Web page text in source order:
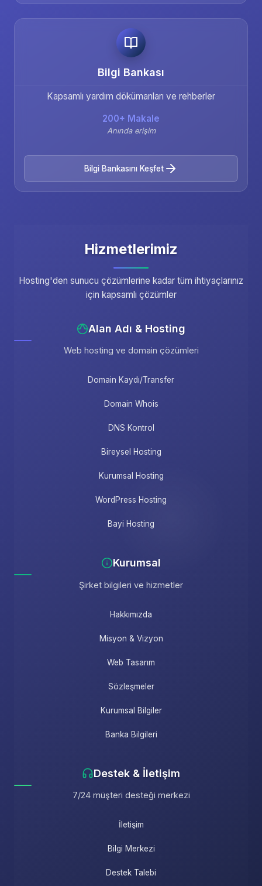
Bilgi Bankası
Kapsamlı yardım dökümanları ve rehberler
200+ Makale
Anında erişim
Bilgi Bankasını Keşfet
Hizmetlerimiz
Hosting'den sunucu çözümlerine kadar tüm ihtiyaçlarınız
için kapsamlı çözümler
Alan Adı & Hosting
Web hosting ve domain çözümleri
Domain Kaydı/Transfer
Domain Whois
DNS Kontrol
Bireysel Hosting
Kurumsal Hosting
WordPress Hosting
Bayi Hosting
Kurumsal
Şirket bilgileri ve hizmetler
Hakkımızda
Misyon & Vizyon
Web Tasarım
Sözleşmeler
Kurumsal Bilgiler
Banka Bilgileri
Destek & İletişim
7/24 müşteri desteği merkezi
İletişim
Bilgi Merkezi
Destek Talebi